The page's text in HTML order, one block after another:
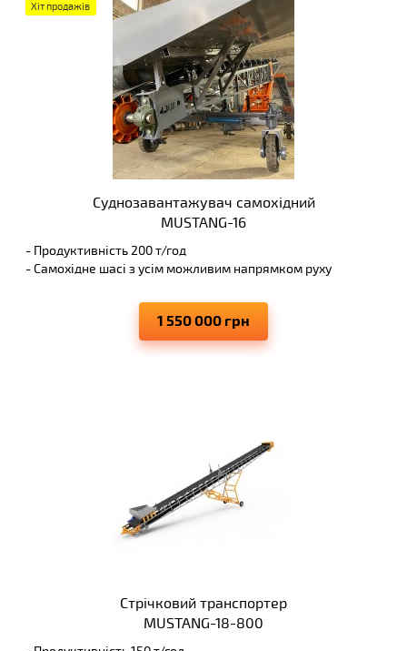
Хіт продажів
Суднозавантажувач самохідний
MUSTANG-16
1 550 000 грн
- Продуктивність 200 т/год
- Самохідне шасі з усім можливим напрямком руху
- Висота вивантаження 7,8 м
- Виключає просипання матеріалів, що переміщуються
Стрічковий транспортер
MUSTANG-18-800